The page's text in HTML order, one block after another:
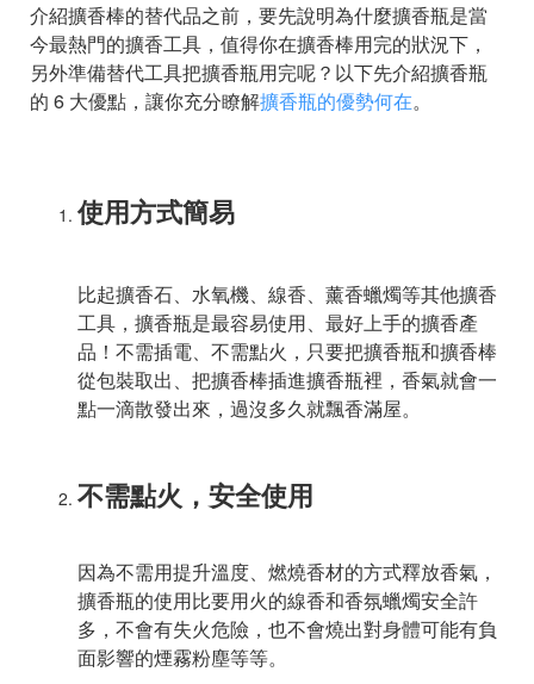
介紹擴香棒的替代品之前，要先說明為什麼擴香瓶是當
今最熱門的擴香工具，值得你在擴香棒用完的狀況下，
另外準備替代工具把擴香瓶用完呢？以下先介紹擴香瓶
的 6 大優點，讓你充分瞭解擴香瓶的優勢何在。
使用方式簡易
比起擴香石、水氧機、線香、薰香蠟燭等其他擴香
工具，擴香瓶是最容易使用、最好上手的擴香產
品！不需插電、不需點火，只要把擴香瓶和擴香棒
從包裝取出、把擴香棒插進擴香瓶裡，香氣就會一
點一滴散發出來，過沒多久就飄香滿屋。
不需點火，安全使用
因為不需用提升溫度、燃燒香材的方式釋放香氣，
擴香瓶的使用比要用火的線香和香氛蠟燭安全許
多，不會有失火危險，也不會燒出對身體可能有負
面影響的煙霧粉塵等等。